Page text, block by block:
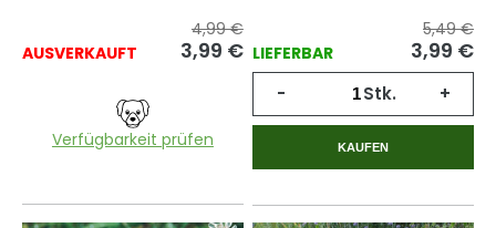
AUSVERKAUFT
4,99 €
3,99 €
Verfügbarkeit prüfen
LIEFERBAR
5,49 €
3,99 €
- Stk. +
KAUFEN